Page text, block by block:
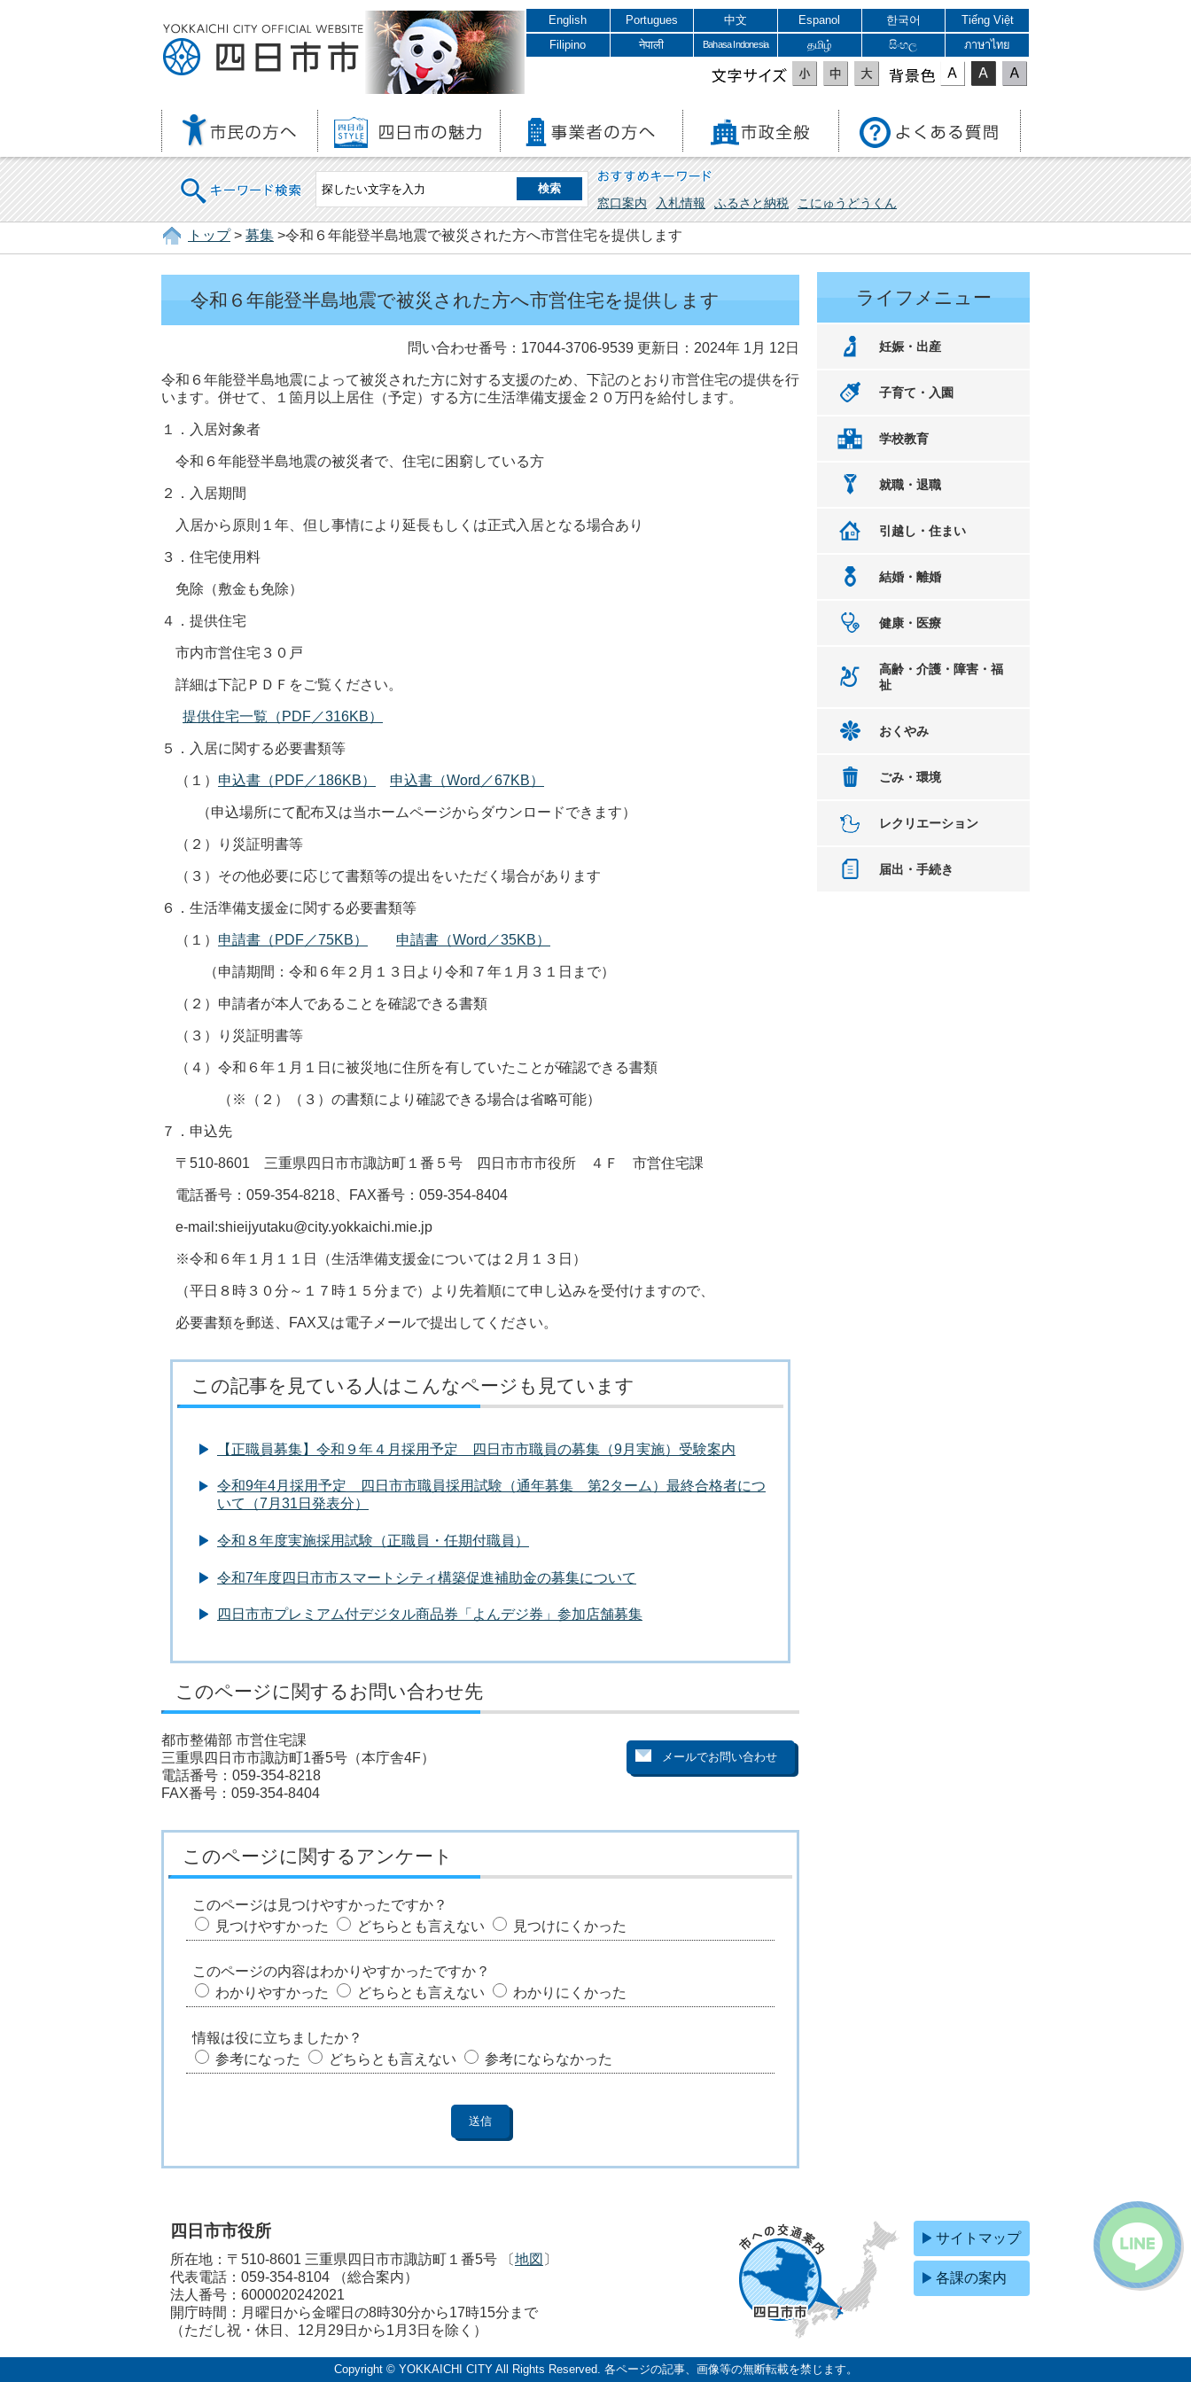
English Portugues 中文 Espanol 한국어
Tiếng Việt
Filipino
नेपाली Bahasa Indonesia தமிழ் සිංහල ภาษาไทย
文字サイズ 表示色
キーワード検索 おすすめキーワード
窓口案内 入札情報 ふるさと納税 こにゅうどうくん
トップ> 募集 >令和６年能登半島地震で被災された方へ市営住宅を提供します
令和６年能登半島地震で被災された方へ市営住宅を提供します
問い合わせ番号：17044-3706-9539 更新日：2024年 1月 12日
令和６年能登半島地震によって被災された方に対する支援のため、下記のとおり市営住宅の提供を行
います。併せて、１箇月以上居住（予定）する方に生活準備支援金２０万円を給付します。
１．入居対象者
令和６年能登半島地震の被災者で、住宅に困窮している方
２．入居期間
入居から原則１年、但し事情により延長もしくは正式入居となる場合あり
３．住宅使用料
免除（敷金も免除）
４．提供住宅
市内市営住宅３０戸
詳細は下記ＰＤＦをご覧ください。
提供住宅一覧（PDF／316KB）
５．入居に関する必要書類等
（１） 申込書（PDF／186KB） 申込書（Word／67KB）
（申込場所にて配布又は当ホームページからダウンロードできます）
（２）り災証明書等
（３）その他必要に応じて書類等の提出をいただく場合があります
６．生活準備支援金に関する必要書類等
（１） 申請書（PDF／75KB） 申請書（Word／35KB）
（申請期間：令和６年２月１３日より令和７年１月３１日まで）
（２）申請者が本人であることを確認できる書類
（３）り災証明書等
（４）令和６年１月１日に被災地に住所を有していたことが確認できる書類
（※（２）（３）の書類により確認できる場合は省略可能）
７．申込先
〒510-8601 三重県四日市市諏訪町１番５号 四日市市市役所 ４Ｆ 市営住宅課
電話番号：059-354-8218、FAX番号：059-354-8404
e-mail:shieijyutaku@city.yokkaichi.mie.jp
※令和６年１月１１日（生活準備支援金については２月１３日）
（平日８時３０分～１７時１５分まで）より先着順にて申し込みを受付けますので、
必要書類を郵送、FAX又は電子メールで提出してください。
この記事を見ている人はこんなページも見ています
【正職員募集】令和９年４月採用予定 四日市市職員の募集（9月実施）受験案内
令和9年4月採用予定 四日市市職員採用試験（通年募集 第2ターム）最終合格者につ
いて（7月31日発表分）
令和８年度実施採用試験（正職員・任期付職員）
令和7年度四日市市スマートシティ構築促進補助金の募集について
四日市市プレミアム付デジタル商品券「よんデジ券」参加店舗募集
このページに関するお問い合わせ先
都市整備部 市営住宅課
三重県四日市市諏訪町1番5号（本庁舎4F）
電話番号：059-354-8218
FAX番号：059-354-8404
このページに関するアンケート
このページは見つけやすかったですか？
見つけやすかった
どちらとも言えない 見つけにくかった
このページの内容はわかりやすかったですか？
わかりやすかった
どちらとも言えない わかりにくかった
情報は役に立ちましたか？
参考になった
どちらとも言えない 参考にならなかった
ライフメニュー
妊娠・出産
子育て・入園
学校教育
就職・退職
引越し・住まい
結婚・離婚
健康・医療
高齢・介護・障害・福
祉
おくやみ
ごみ・環境
レクリエーション
届出・手続き
四日市市役所
所在地：〒510-8601 三重県四日市市諏訪町１番5号 〔地図 〕
代表電話： 059-354-8104
（総合案内）
法人番号：6000020242021
開庁時間：月曜日から金曜日の8時30分から17時15分まで
（ただし祝・休日、12月29日から1月3日を除く）
サイトマップ
各課の案内
Copyright © YOKKAICHI CITY All Rights Reserved. 各ページの記事、画像等の無断転載を禁じます。